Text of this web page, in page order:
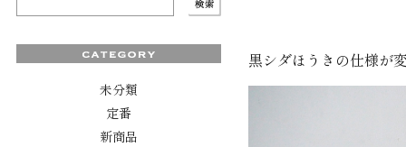
未分類
定番
新商品
黒シダほうきの仕様が